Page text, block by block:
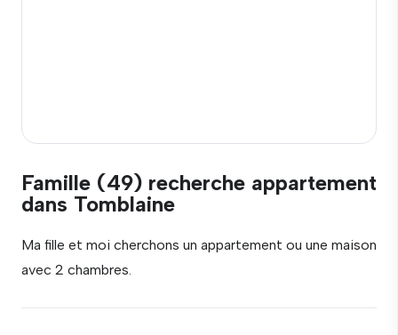
Famille (49) recherche appartement
dans Tomblaine
Ma fille et moi cherchons un appartement ou une maison
avec 2 chambres.